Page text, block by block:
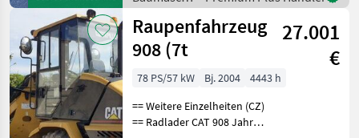
unter en.landbrukssalg.
/
Caterpillar
Raupenfahrzeug
908 (7t
27.001
€
78 PS/57 kW Bj. 2004
4443 h
== Weitere Einzelheiten (CZ)
== Radlader CAT 908 Jahr